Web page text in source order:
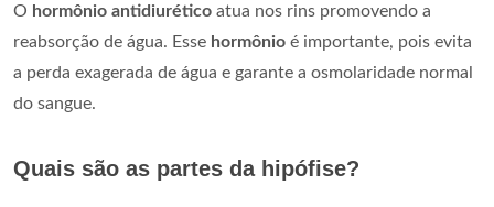
O hormônio antidiurético atua nos rins promovendo a
reabsorção de água. Esse hormônio é importante, pois evita
a perda exagerada de água e garante a osmolaridade normal
do sangue.
Quais são as partes da hipófise?